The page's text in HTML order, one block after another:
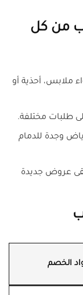
من كل
ملابس، أحذية أو
وجدة للدمام
عروض جديدة
الخصم